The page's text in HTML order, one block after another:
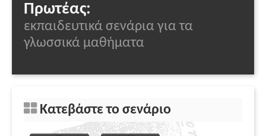
Πρωτέας:
εκπαιδευτικά σενάρια για τα
γλωσσικά μαθήματα
Κατεβάστε το σενάριο